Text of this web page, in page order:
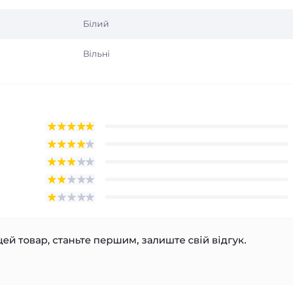
Білий
Вільні
товар, станьте першим, залиште свій відгук.